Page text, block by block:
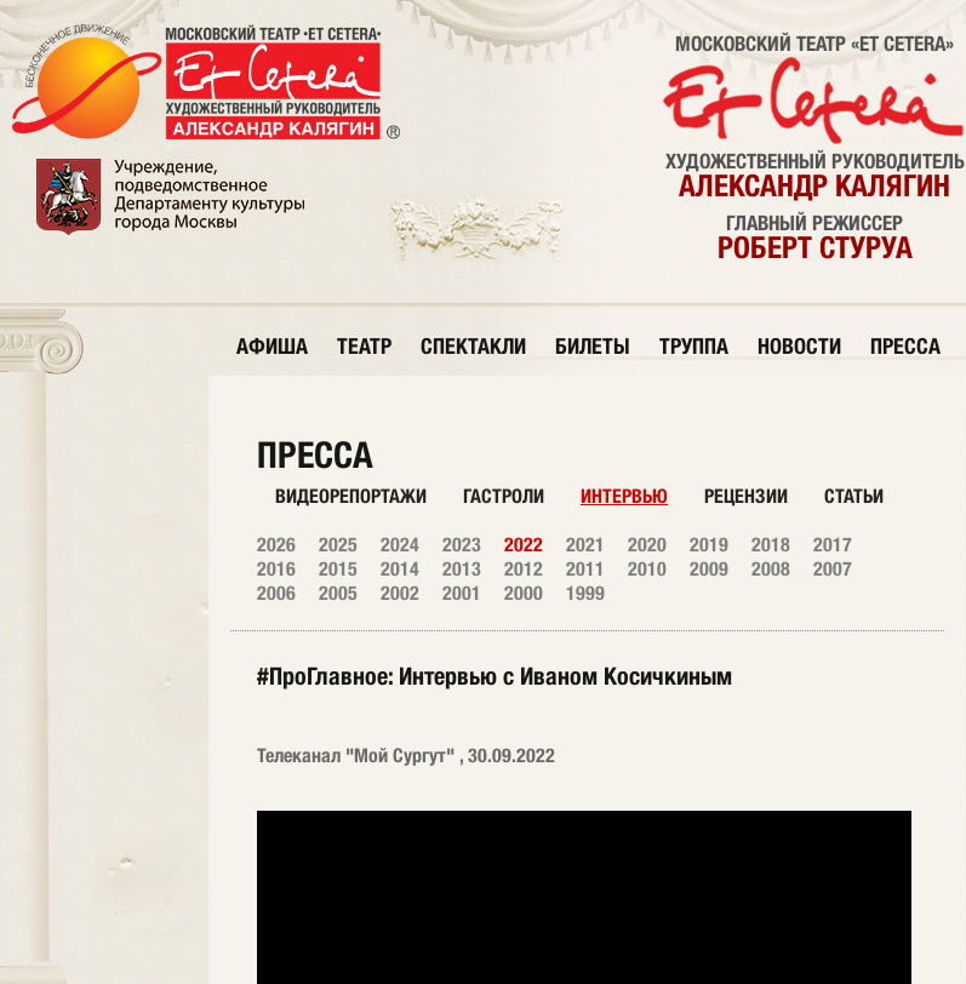
МОСКОВСКИЙ ТЕАТР «ET CETERA»
ХУДОЖЕСТВЕННЫЙ РУКОВОДИТЕЛЬ
АЛЕКСАНДР КАЛЯГИН
ГЛАВНЫЙ РЕЖИССЕР
РОБЕРТ СТУРУА
АФИША ТЕАТР СПЕКТАКЛИ БИЛЕТЫ ТРУППА НОВОСТИ ПРЕССА
ПРЕССА
ВИДЕОРЕПОРТАЖИ ГАСТРОЛИ ИНТЕРВЬЮ РЕЦЕНЗИИ СТАТЬИ
2026 2025 2024 2023 2022 2021 2020 2019 2018
2017
2016
2015 2014 2013 2012 2011 2010 2009 2008
2007
2006
2005 2002 2001 2000 1999
#ПроГлавное: Интервью с Иваном Косичкиным
Телеканал "Мой Сургут" , 30.09.2022